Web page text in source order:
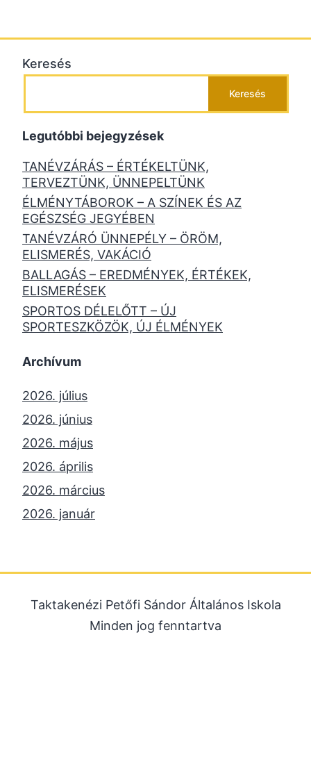
Keresés
Keresés
Legutóbbi bejegyzések
TANÉVZÁRÁS – ÉRTÉKELTÜNK,
TERVEZTÜNK, ÜNNEPELTÜNK
ÉLMÉNYTÁBOROK – A SZÍNEK ÉS AZ
EGÉSZSÉG JEGYÉBEN
TANÉVZÁRÓ ÜNNEPÉLY – ÖRÖM,
ELISMERÉS, VAKÁCIÓ
BALLAGÁS – EREDMÉNYEK, ÉRTÉKEK,
ELISMERÉSEK
SPORTOS DÉLELŐTT – ÚJ
SPORTESZKÖZÖK, ÚJ ÉLMÉNYEK
Archívum
2026. július
2026. június
2026. május
2026. április
2026. március
2026. január
2025. július
2025. június
Taktakenézi Petőfi Sándor Általános Iskola
Minden jog fenntartva